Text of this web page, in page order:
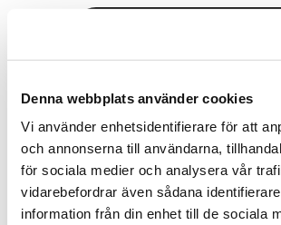
Denna webbplats använder cookies
Vi använder enhetsidentifierare för att
och annonserna till användarna,
för sociala medier och analysera vår
vidarebefordrar även sådana
information från din enhet till de sociala